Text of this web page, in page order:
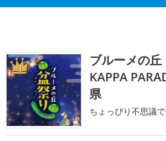
1
ブルーメの
KAPPA
県
ちょっぴり不思議